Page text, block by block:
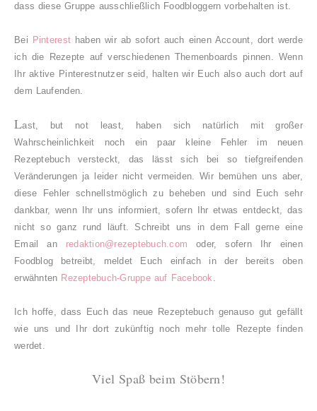
dass diese Gruppe ausschließlich Foodbloggern vorbehalten ist.
Bei Pinterest haben wir ab sofort auch einen Account, dort werde
ich die Rezepte auf verschiedenen Themenboards pinnen. Wenn
Ihr aktive Pinterestnutzer seid, halten wir Euch also auch dort auf
dem Laufenden.
Last, but not least, haben sich natürlich mit großer
Wahrscheinlichkeit noch ein paar kleine Fehler im neuen
Rezeptebuch versteckt, das lässt sich bei so tiefgreifenden
Veränderungen ja leider nicht vermeiden. Wir bemühen uns aber,
diese Fehler schnellstmöglich zu beheben und sind Euch sehr
dankbar, wenn Ihr uns informiert, sofern Ihr etwas entdeckt, das
nicht so ganz rund läuft. Schreibt uns in dem Fall gerne eine
Email an redaktion@rezeptebuch.com oder, sofern Ihr einen
Foodblog betreibt, meldet Euch einfach in der bereits oben
erwähnten Rezeptebuch-Gruppe auf Facebook .
Ich hoffe, dass Euch das neue Rezeptebuch genauso gut gefällt
wie uns und Ihr dort zukünftig noch mehr tolle Rezepte finden
werdet.
Viel Spaß beim Stöbern!